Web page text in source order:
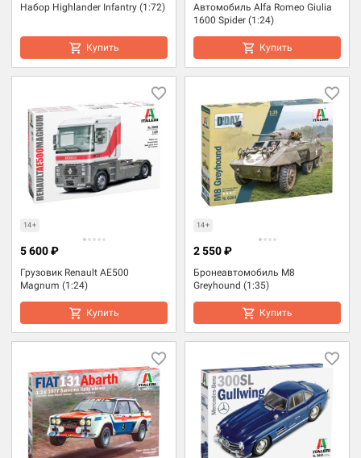
Набор Highlander Infantry (1:72)
Купить
Автомобиль Alfa Romeo Giulia
1600 Spider (1:24)
Купить
14+
Грузовик Renault AE500
Magnum (1:24)
5 600 ₽
Купить
14+
Бронеавтомобиль M8
Greyhound (1:35)
2 550 ₽
Купить